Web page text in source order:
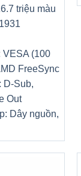
triệu màu
VESA (100
FreeSync
D-Sub,
Out
Dây nguồn,